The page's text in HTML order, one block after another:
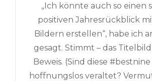
„Ich könnte auch so einen
positiven Jahresrückblick
Bildern erstellen“, habe ich
gesagt. Stimmt – das
Beweis. (Sind diese
hoffnungslos veraltet?